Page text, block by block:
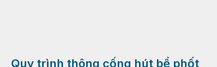
Quy trình thông cống hút bể phốt